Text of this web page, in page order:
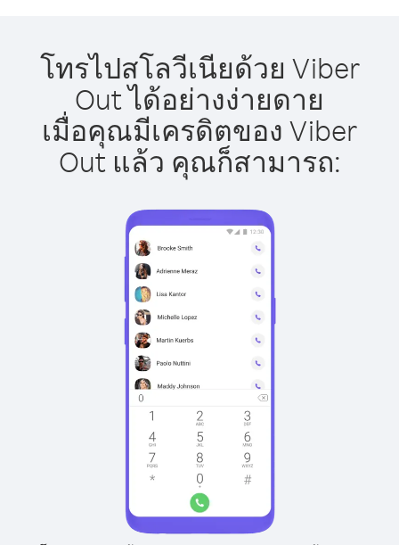
โทรไปสโลวีเนียด้วย Viber
Out ได้อย่างง่ายดาย
เมื่อคุณมีเครดิตของ Viber
Out แล้ว คุณก็สามารถ: